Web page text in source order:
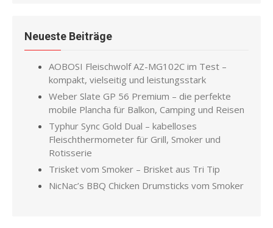
Neueste Beiträge
AOBOSI Fleischwolf AZ-MG102C im Test –
kompakt, vielseitig und leistungsstark
Weber Slate GP 56 Premium – die perfekte
mobile Plancha für Balkon, Camping und Reisen
Typhur Sync Gold Dual – kabelloses
Fleischthermometer für Grill, Smoker und
Rotisserie
Trisket vom Smoker – Brisket aus Tri Tip
NicNac’s BBQ Chicken Drumsticks vom Smoker